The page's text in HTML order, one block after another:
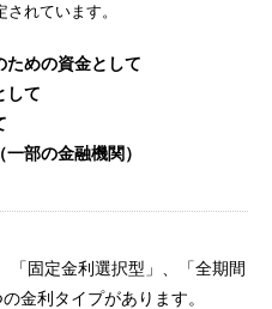
れています。
ための資金として
して
部の金融機関）
「固定金利選択型」、「全期間
金利タイプがあります。